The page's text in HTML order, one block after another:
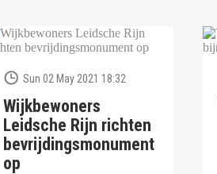
Sun 02 May 2021 18:32
Wijkbewoners
Leidsche Rijn richten
bevrijdingsmonument
op